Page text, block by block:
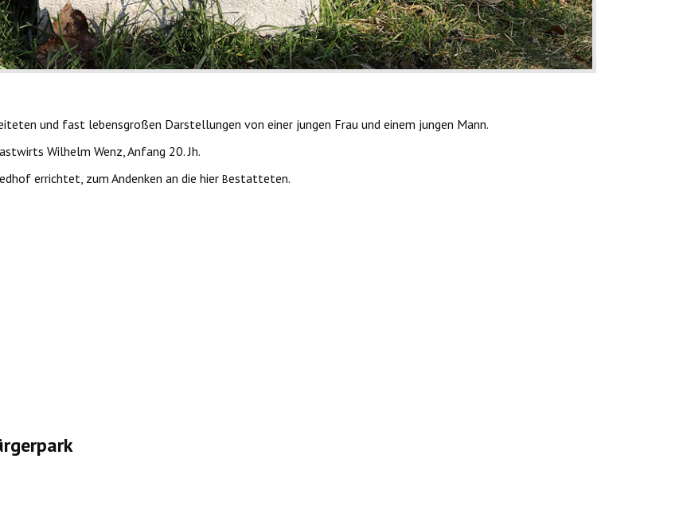
und fast lebensgroßen Darstellungen von einer jungen Frau und einem jungen Mann.
Wilhelm Wenz, Anfang 20. Jh.
errichtet, zum Andenken an die hier Bestatteten.